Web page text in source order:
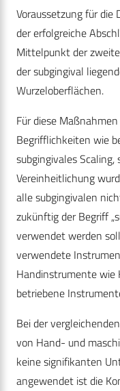
Voraussetzung für die
der erfolgreiche
Mittelpunkt der
der subgingival
Wurzeloberflächen.
Für diese
Begrifflichkeiten wie
subgingivales
Vereinheitlichung
alle subgingivalen
zukünftig der Begriff
verwendet werden
verwendete
Handinstrumente wie
betriebene
Bei der
von Hand- und
keine signifikanten
angewendet ist die